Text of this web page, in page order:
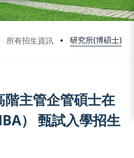
所有招生資訊 研究所(博碩士)
階主管企管碩士在
） 甄試入學招生